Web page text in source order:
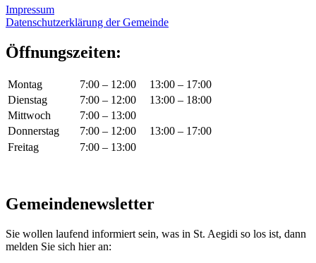
Impressum
Datenschutzerklärung der Gemeinde
Öffnungszeiten:
Montag 7:00 – 12:00
13:00 – 17:00
Dienstag
7:00 – 12:00
13:00 – 18:00
Mittwoch
7:00 – 13:00
Donnerstag
7:00 – 12:00
13:00 – 17:00
Freitag
7:00 – 13:00
Gemeindenewsletter
Sie wollen laufend informiert sein, was in St. Aegidi so los ist, dann
melden Sie sich hier an: